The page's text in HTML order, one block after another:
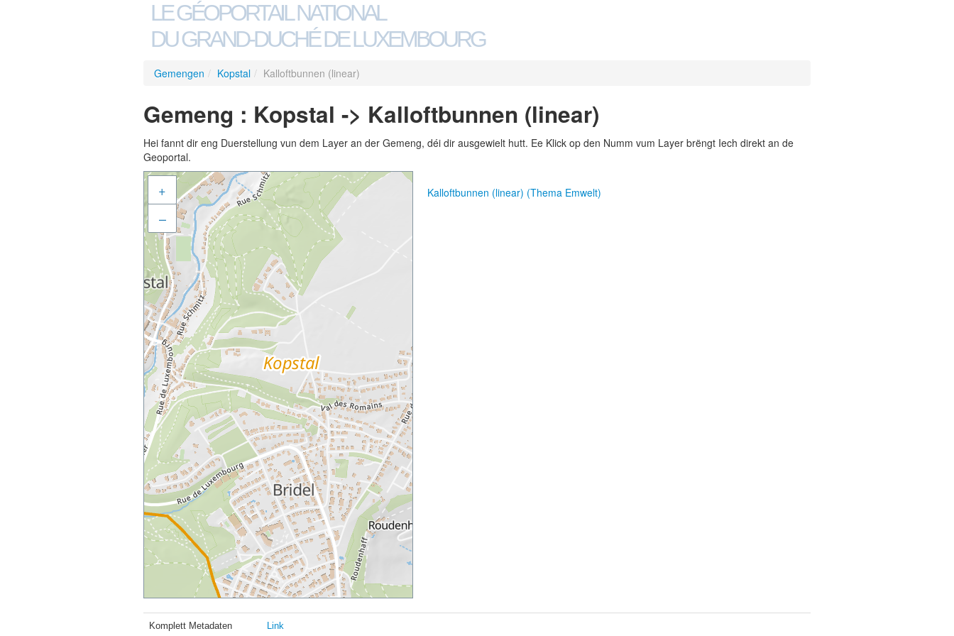
LE GÉOPORTAIL NATIONAL
DU GRAND-DUCHÉ DE LUXEMBOURG
Gemengen / Kopstal / Kalloftbunnen (linear)
Gemeng : Kopstal -> Kalloftbunnen (linear)
Hei fannt dir eng Duerstellung vun dem Layer an der Gemeng, déi dir ausgewielt hutt. Ee Klick op den Numm vum Layer brëngt Iech direkt an de
Geoportal.
+
–
Kalloftbunnen (linear) (Thema Emwelt)
Komplett Metadaten Link